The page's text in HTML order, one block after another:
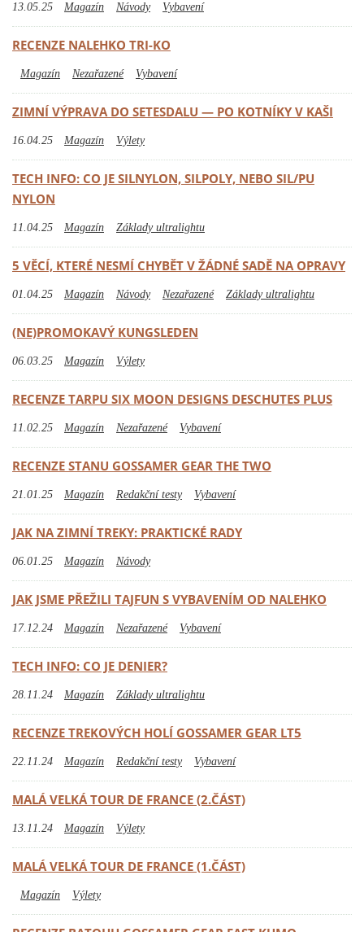
13.05.25 Magazín Návody Vybavení
RECENZE NALEHKO TRI-KO
Magazín Nezařazené Vybavení
ZIMNÍ VÝPRAVA DO SETESDALU — PO KOTNÍKY V KAŠI
16.04.25 Magazín Výlety
TECH INFO: CO JE SILNYLON, SILPOLY, NEBO SIL/PU
NYLON
11.04.25 Magazín Základy ultralightu
5 VĚCÍ, KTERÉ NESMÍ CHYBĚT V ŽÁDNÉ SADĚ NA OPRAVY
01.04.25 Magazín Návody Nezařazené Základy ultralightu
(NE)PROMOKAVÝ KUNGSLEDEN
06.03.25 Magazín Výlety
RECENZE TARPU SIX MOON DESIGNS DESCHUTES PLUS
11.02.25 Magazín Nezařazené Vybavení
RECENZE STANU GOSSAMER GEAR THE TWO
21.01.25 Magazín Redakční testy Vybavení
JAK NA ZIMNÍ TREKY: PRAKTICKÉ RADY
06.01.25 Magazín Návody
JAK JSME PŘEŽILI TAJFUN S VYBAVENÍM OD NALEHKO
17.12.24 Magazín Nezařazené Vybavení
TECH INFO: CO JE DENIER?
28.11.24 Magazín Základy ultralightu
RECENZE TREKOVÝCH HOLÍ GOSSAMER GEAR LT5
22.11.24 Magazín Redakční testy Vybavení
MALÁ VELKÁ TOUR DE FRANCE (2.ČÁST)
13.11.24 Magazín Výlety
MALÁ VELKÁ TOUR DE FRANCE (1.ČÁST)
Magazín Výlety